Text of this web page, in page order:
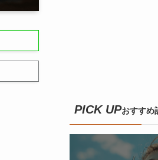
PICK UPおすすめ